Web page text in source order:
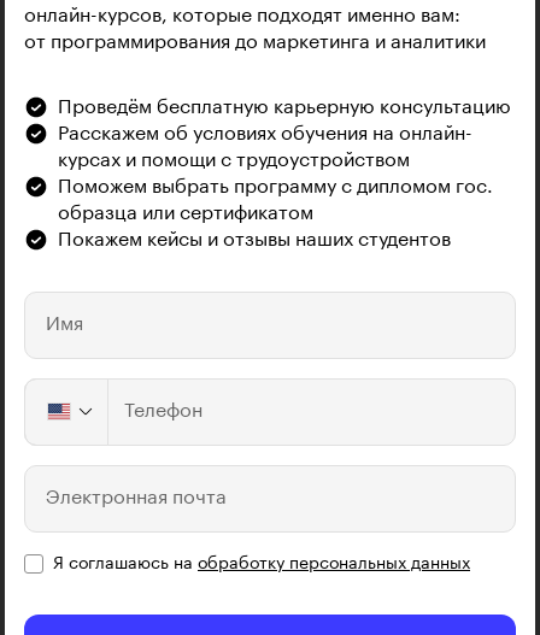
онлайн-курсов, которые подходят именно вам:
от программирования до маркетинга и аналитики
Проведём бесплатную карьерную консультацию
Расскажем об условиях обучения на онлайн-
курсах и помощи с трудоустройством
Поможем выбрать программу с дипломом гос.
образца или сертификатом
Покажем кейсы и отзывы наших студентов
Имя
Телефон
Электронная почта
Я соглашаюсь на обработку персональных данных